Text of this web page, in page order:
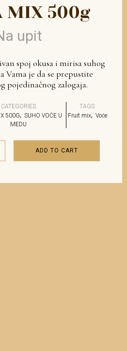
MIX 500g
upit
spoj okusa i mirisa suhog
Vama je da se prepustite
pojedinačnog zalogaja.
CATEGORIES:
500G, SUHO VOĆE U
MEDU
TAGS:
Fruit mix, Voće
ADD TO CART